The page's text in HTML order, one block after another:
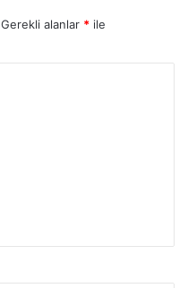
Gerekli alanlar * ile